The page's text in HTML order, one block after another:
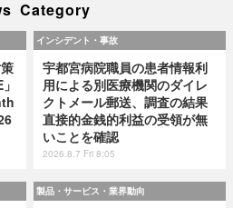
Category
インシデント・事故
宇都宮病院職員の患者情報利
用による別医療機関のダイレ
クトメール郵送、調査の結果
直接的金銭的利益の受領が無
いことを確認
2026.8.7 Fri 8:05
製品・サービス・業界動向